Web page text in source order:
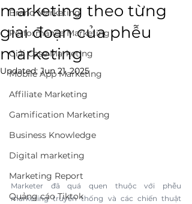
Brand Marketing​
Performance Marketing
Giải Case Marketing
Mobile App Marketing
Affiliate Marketing
Gamification Marketing
Business Knowledge
Digital marketing
Marketing Report
Quảng cáo Tiktok
marketing theo từng
giai đoạn của phễu
marketing
Updated: Jun 21, 2025
Marketer đã quá quen thuộc với phễu
marketing truyền thống và các chiến thuật